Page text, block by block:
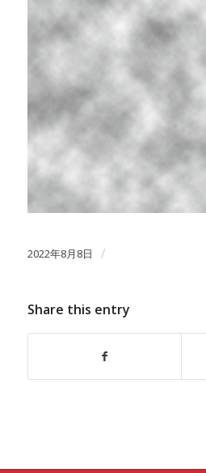
2022年8月8日 /
Share this entry